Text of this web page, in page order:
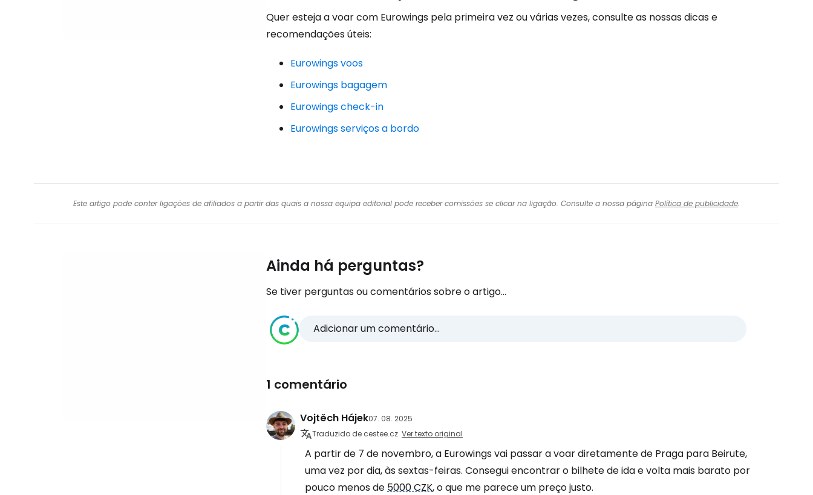
Quer esteja a voar com Eurowings pela primeira vez ou várias vezes, consulte as nossas dicas e
recomendações úteis:
Eurowings voos
Eurowings bagagem
Eurowings check-in
Eurowings serviços a bordo
Este artigo pode conter ligações de afiliados a partir das quais a nossa equipa editorial pode receber comissões se clicar na ligação. Consulte a nossa página Política de publicidade.
Ainda há perguntas?
Se tiver perguntas ou comentários sobre o artigo...
Adicionar um comentário...
1 comentário
Vojtěch Hájek07. 08. 2025
Traduzido de cestee.cz Ver texto original
A partir de 7 de novembro, a Eurowings vai passar a voar diretamente de Praga para Beirute,
uma vez por dia, às sextas-feiras. Consegui encontrar o bilhete de ida e volta mais barato por
pouco menos de5000 CZK, o que me parece um preço justo.